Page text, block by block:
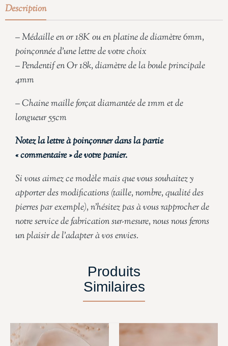
Description
– Médaille en or 18K ou en platine de diamètre 6mm,
poinçonnée d’une lettre de votre choix
– Pendentif en Or 18k, diamètre de la boule principale
4mm
– Chaine maille forçat diamantée de 1mm et de
longueur 55cm
Notez la lettre à poinçonner dans la partie
« commentaire » de votre panier.
Si vous aimez ce modèle mais que vous souhaitez y
apporter des modifications (taille, nombre, qualité des
pierres par exemple), n’hésitez pas à vous rapprocher de
notre service de fabrication sur-mesure, nous nous ferons
un plaisir de l’adapter à vos envies.
Produits
Similaires